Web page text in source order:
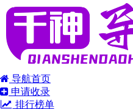
导航首页
申请收录
排行榜单